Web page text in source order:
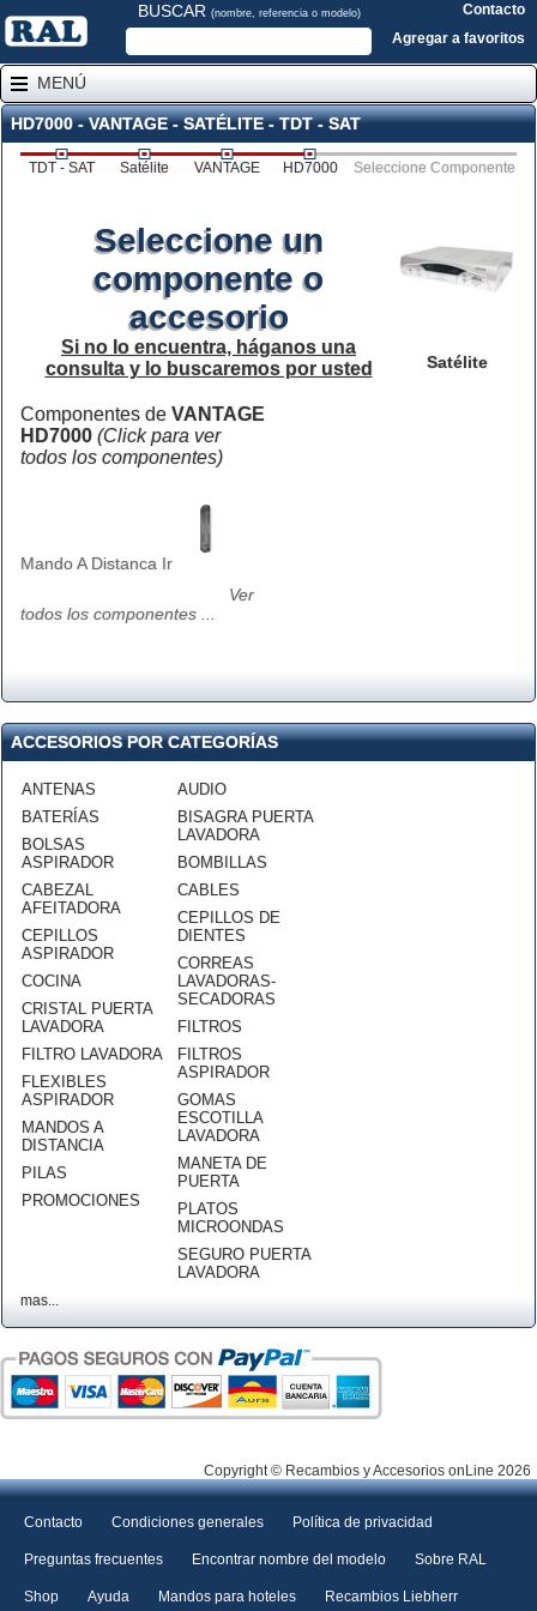
BUSCAR (nombre, referencia o modelo)
Contacto
Agregar a favoritos
MENÚ
HD7000 - VANTAGE - SATÉLITE - TDT - SAT
TDT - SAT Satélite VANTAGE HD7000 Seleccione Componente
Satélite
Seleccione un
componente o
accesorio
Si no lo encuentra, háganos una
consulta y lo buscaremos por usted
Componentes de VANTAGE
HD7000 (Click para ver
todos los componentes)
Mando A Distanca Ir
Ver
todos los componentes ...
ACCESORIOS POR CATEGORÍAS
ANTENAS
BATERÍAS
BOLSAS
ASPIRADOR
CABEZAL
AFEITADORA
CEPILLOS
ASPIRADOR
COCINA
CRISTAL PUERTA
LAVADORA
FILTRO LAVADORA
FLEXIBLES
ASPIRADOR
MANDOS A
DISTANCIA
PILAS
PROMOCIONES
AUDIO
BISAGRA PUERTA
LAVADORA
BOMBILLAS
CABLES
CEPILLOS DE
DIENTES
CORREAS
LAVADORAS-
SECADORAS
FILTROS
FILTROS
ASPIRADOR
GOMAS
ESCOTILLA
LAVADORA
MANETA DE
PUERTA
PLATOS
MICROONDAS
SEGURO PUERTA
LAVADORA
mas...
Copyright © Recambios y Accesorios onLine 2026
Contacto Condiciones generales Política de privacidad
Preguntas frecuentes Encontrar nombre del modelo Sobre RAL
Shop Ayuda Mandos para hoteles Recambios Liebherr